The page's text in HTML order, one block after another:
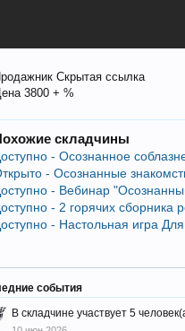
Скрытая ссылка
3800 + %
складчины
- Осознанное
- Осознанные
- Вебинар
- 2 горячих сборника
- Настольная игра
события
В складчине участвует 5